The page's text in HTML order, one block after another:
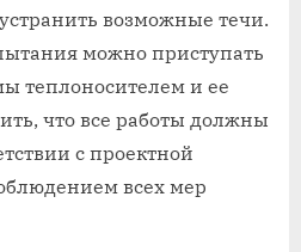
возможные течи.
можно приступать
теплоносителем и ее
что все работы должны
с проектной
всех мер